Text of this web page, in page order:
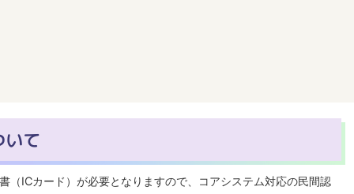
いて
（ICカード）が必要となりますので、コアシステム対応の民間認